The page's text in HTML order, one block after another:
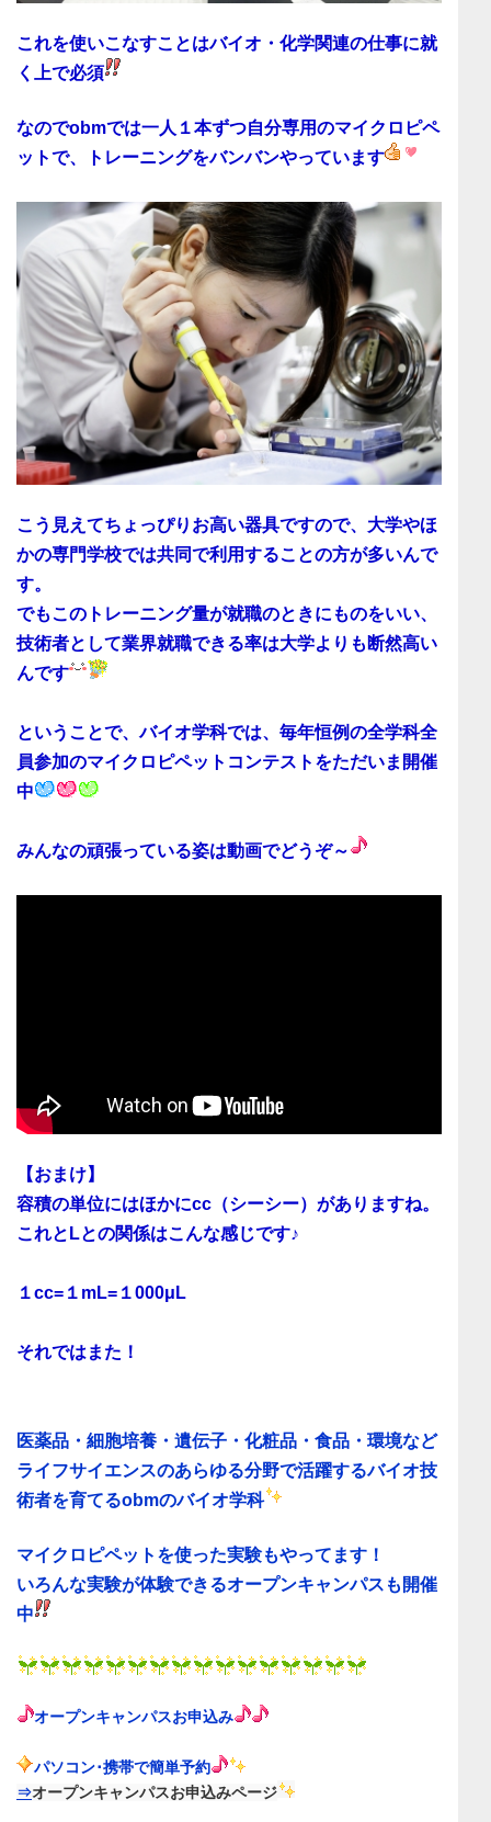
これを使いこなすことはバイオ・化学関連の仕事に就
く上で必須
なのでobmでは一人１本ずつ自分専用のマイクロピペ
ットで、トレーニングをバンバンやっています
こう見えてちょっぴりお高い器具ですので、 大学やほ
かの専門学校では共同で利用することの方が多いんで
す。
でもこのトレーニング量が就職のときにものをいい、
技術者として業界就職できる率は大学よりも断然高い
んです
ということで、バイオ学科では、 毎年恒例の全学科全
員参加のマイクロピペットコンテスト をただいま開催
中
みんなの頑張っている姿は動画でどうぞ～
【おまけ】
容積の単位にはほかにcc（シーシー）がありますね。
これとLとの関係はこんな感じです♪
１cc=１mL=１000μL
それではまた！
医薬品・細胞培養・遺伝子・化粧品・食品・環境など
ライフサイエンスのあらゆる分野で活躍するバイオ技
術者を育てるobmのバイオ学科
マイクロピペットを使った実験もやってます！
いろんな実験が体験できるオープンキャンパス も開催
中
オープンキャンパスお申込み
パソコン･携帯で簡単予約
⇒オープンキャンパスお申込みページ